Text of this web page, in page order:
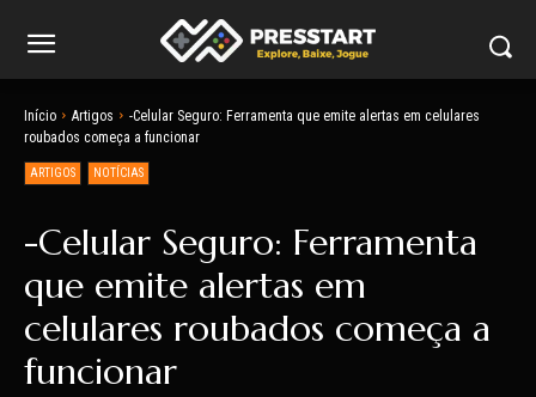
Início Artigos
-Celular Seguro: Ferramenta que emite alertas em celulares
roubados começa a funcionar
ARTIGOS NOTÍCIAS
-Celular Seguro: Ferramenta
que emite alertas em
celulares roubados começa a
funcionar